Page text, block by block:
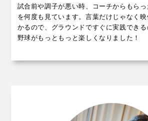
試合前や調子が悪い時、コーチからもら
を何度も見ています。言葉だけじゃなく
かるので、グラウンドですぐに実践できる
野球がもっともっと楽しくなりました！